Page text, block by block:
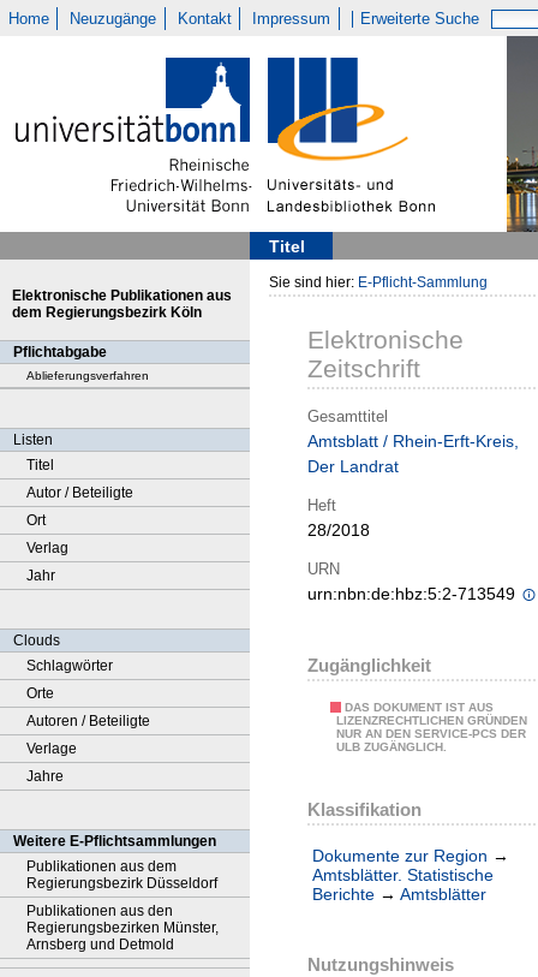
Home Neuzugänge Kontakt Impressum Erweiterte Suche
Titel
Elektronische Publikationen aus
dem Regierungsbezirk Köln
Pflichtabgabe
Ablieferungsverfahren
Listen
Titel
Autor / Beteiligte
Ort
Verlag
Jahr
Clouds
Schlagwörter
Orte
Autoren / Beteiligte
Verlage
Jahre
Weitere E-Pflichtsammlungen
Publikationen aus dem
Regierungsbezirk Düsseldorf
Publikationen aus den
Regierungsbezirken Münster,
Arnsberg und Detmold
Sie sind hier: E-Pflicht-Sammlung
Elektronische
Zeitschrift
Gesamttitel
Amtsblatt / Rhein-Erft-Kreis,
Der Landrat
Heft
28/2018
URN
urn:nbn:de:hbz:5:2-713549
Zugänglichkeit
DAS DOKUMENT IST AUS
LIZENZRECHTLICHEN GRÜNDEN
NUR AN DEN SERVICE-PCS DER
ULB ZUGÄNGLICH.
Klassifikation
Dokumente zur Region →
Amtsblätter. Statistische
Berichte → Amtsblätter
Nutzungshinweis